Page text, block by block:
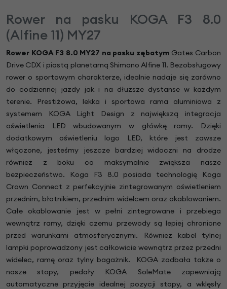
Rower na pasku KOGA F3 8.0
(Alfine 11) MY27
Rower KOGA F3 8.0 MY27 na pasku zębatym Gates Carbon
Drive CDX i piastą planetarną Shimano Alfine 11. Bezobsługowy
rower o sportowym charakterze, idealnie nadaje się zarówno
do codziennej jazdy jak i na dłuższe dystanse w każdym
terenie. Prestiżowa, lekka i sportowa rama aluminiowa z
systemem KOGA Light Design z największą integracja
oświetlenia LED wbudowanym w główkę ramy. Dzięki
dodatkowym oświetleniu logo LED, które jest zawsze
włączone, jesteśmy jeszcze bardziej widoczni na drodze
również z boku co maksymalnie zwiększa nasze
bezpieczeństwo. Koga F3 8.0 posiada technologię Koga
Crown Connect z perfekcyjnie zintegrowanym oświetleniem
przednim, błotnikiem, przednim widelcem oraz okablowaniem.
Całe okablowanie jest w pełni zintegrowane i przebiega
wewnątrz ramy, dzięki czemu przewody są lepiej chronione
przed warunkami atmosferycznymi. Również kabel tylnej
lampki poprowadzony jest całkowicie wewnątrz przez przedni
widelec, ramę oraz tylny bagażnik. KOGA zadbała także o
nasze stopy, pedały KOGA SoleMate zapewniają
automatyczne przyjęcie idealnej pozycji stopy, a wklęsły